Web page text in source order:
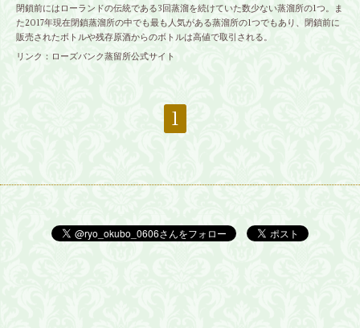
閉鎖前にはローランドの伝統である3回蒸溜を続けていた数少ない蒸溜所の1つ。ま
た2017年現在閉鎖蒸溜所の中でも最も人気がある蒸溜所の1つでもあり、閉鎖前に
販売されたボトルや残存原酒からのボトルは高値で取引される。
リンク： ローズバンク蒸留所公式サイト
1